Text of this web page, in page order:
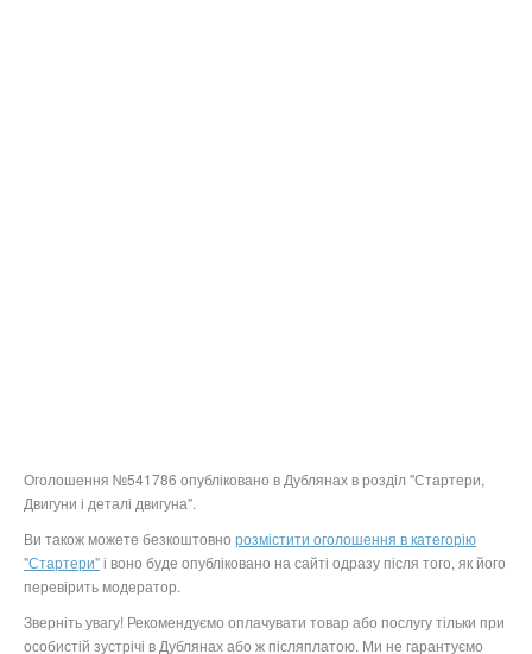
Оголошення №541786 опубліковано в Дублянах в розділ "Стартери,
Двигуни і деталі двигуна".
Ви також можете безкоштовно розмістити оголошення в категорію
"Стартери"і воно буде опубліковано на сайті одразу після того, як його
перевірить модератор.
Зверніть увагу! Рекомендуємо оплачувати товар або послугу тільки при
особистій зустрічі в Дублянах або ж післяплатою. Ми не гарантуємо